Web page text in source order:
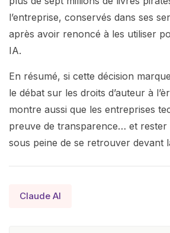
l’entreprise, conservés dans ses
après avoir renoncé à les utiliser
IA.
En résumé, si cette décision
le débat sur les droits d’auteur à
montre aussi que les entreprises
preuve de transparence… et rester
sous peine de se retrouver devant
Claude AI